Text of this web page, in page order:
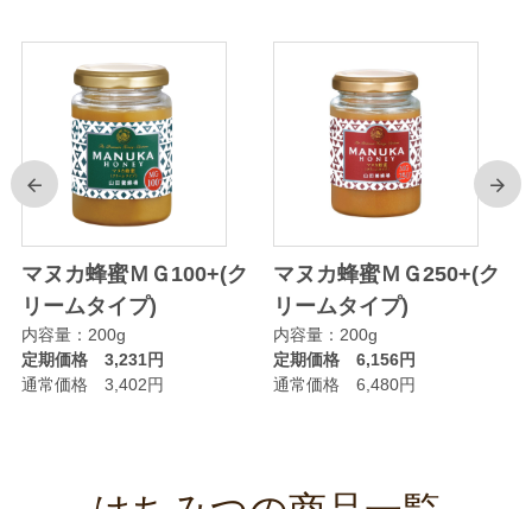
前
マヌカ蜂蜜ＭＧ100+(ク
リームタイプ)
内容量：200g
定期価格 3,231円
通常価格 3,402円
マヌカ蜂蜜ＭＧ250+(ク
リームタイプ)
内容量：200g
定期価格 6,156円
通常価格 6,480円
次